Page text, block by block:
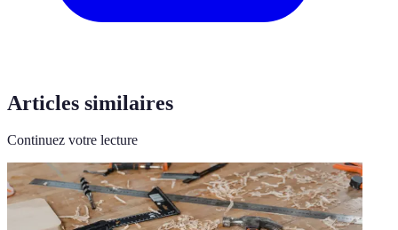
Articles similaires
Continuez votre lecture